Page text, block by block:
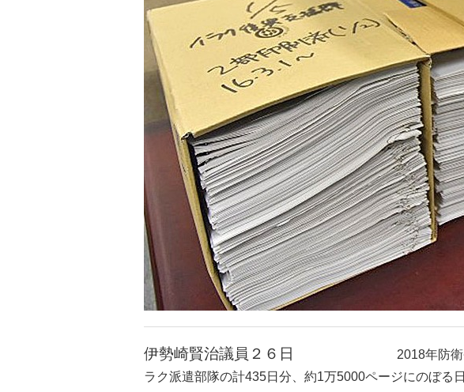
伊勢崎賢治議員２６日
2018年防
ラク派遣部隊の計435日分、約1万5000ページにのぼる